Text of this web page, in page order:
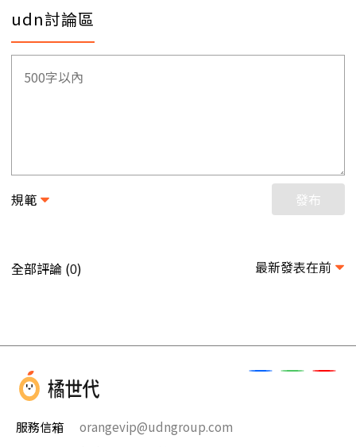
udn討論區
規範 發布
全部評論 (0) 最新發表在前
服務信箱
orangevip@udngroup.com